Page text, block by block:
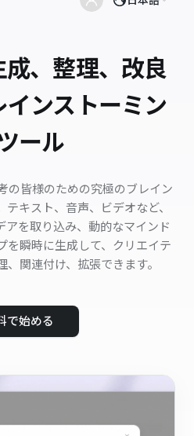
、整理、改良
ンストーミン
ール
の皆様のための究極のブレイン
キスト、音声、ビデオなど、
アを取り込み、動的なマインド
を瞬時に生成して、クリエイテ
関連付け、拡張できます。
で始める